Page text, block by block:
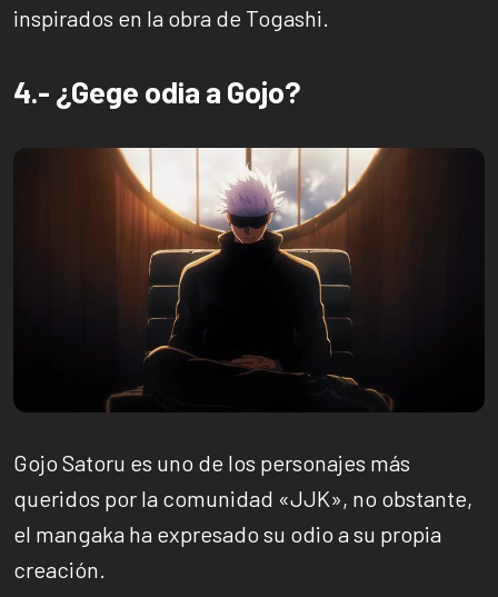
inspirados en la obra de Togashi.
4.- ¿Gege odia a Gojo?
Gojo Satoru es uno de los personajes más
queridos por la comunidad «JJK», no obstante,
el mangaka ha expresado su odio a su propia
creación.